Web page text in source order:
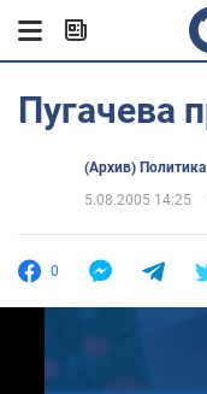
Пугачева
(Архив) Политика
5.08.2005 14:25
0